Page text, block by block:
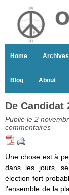
Home Archives
Blog About
De Candidat
Publié le 2
commentaires -
Une chose est à
dans les jours,
élection fort
l’ensemble de la